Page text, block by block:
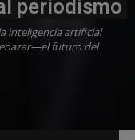
periodismo
inteligencia artificial
futuro del